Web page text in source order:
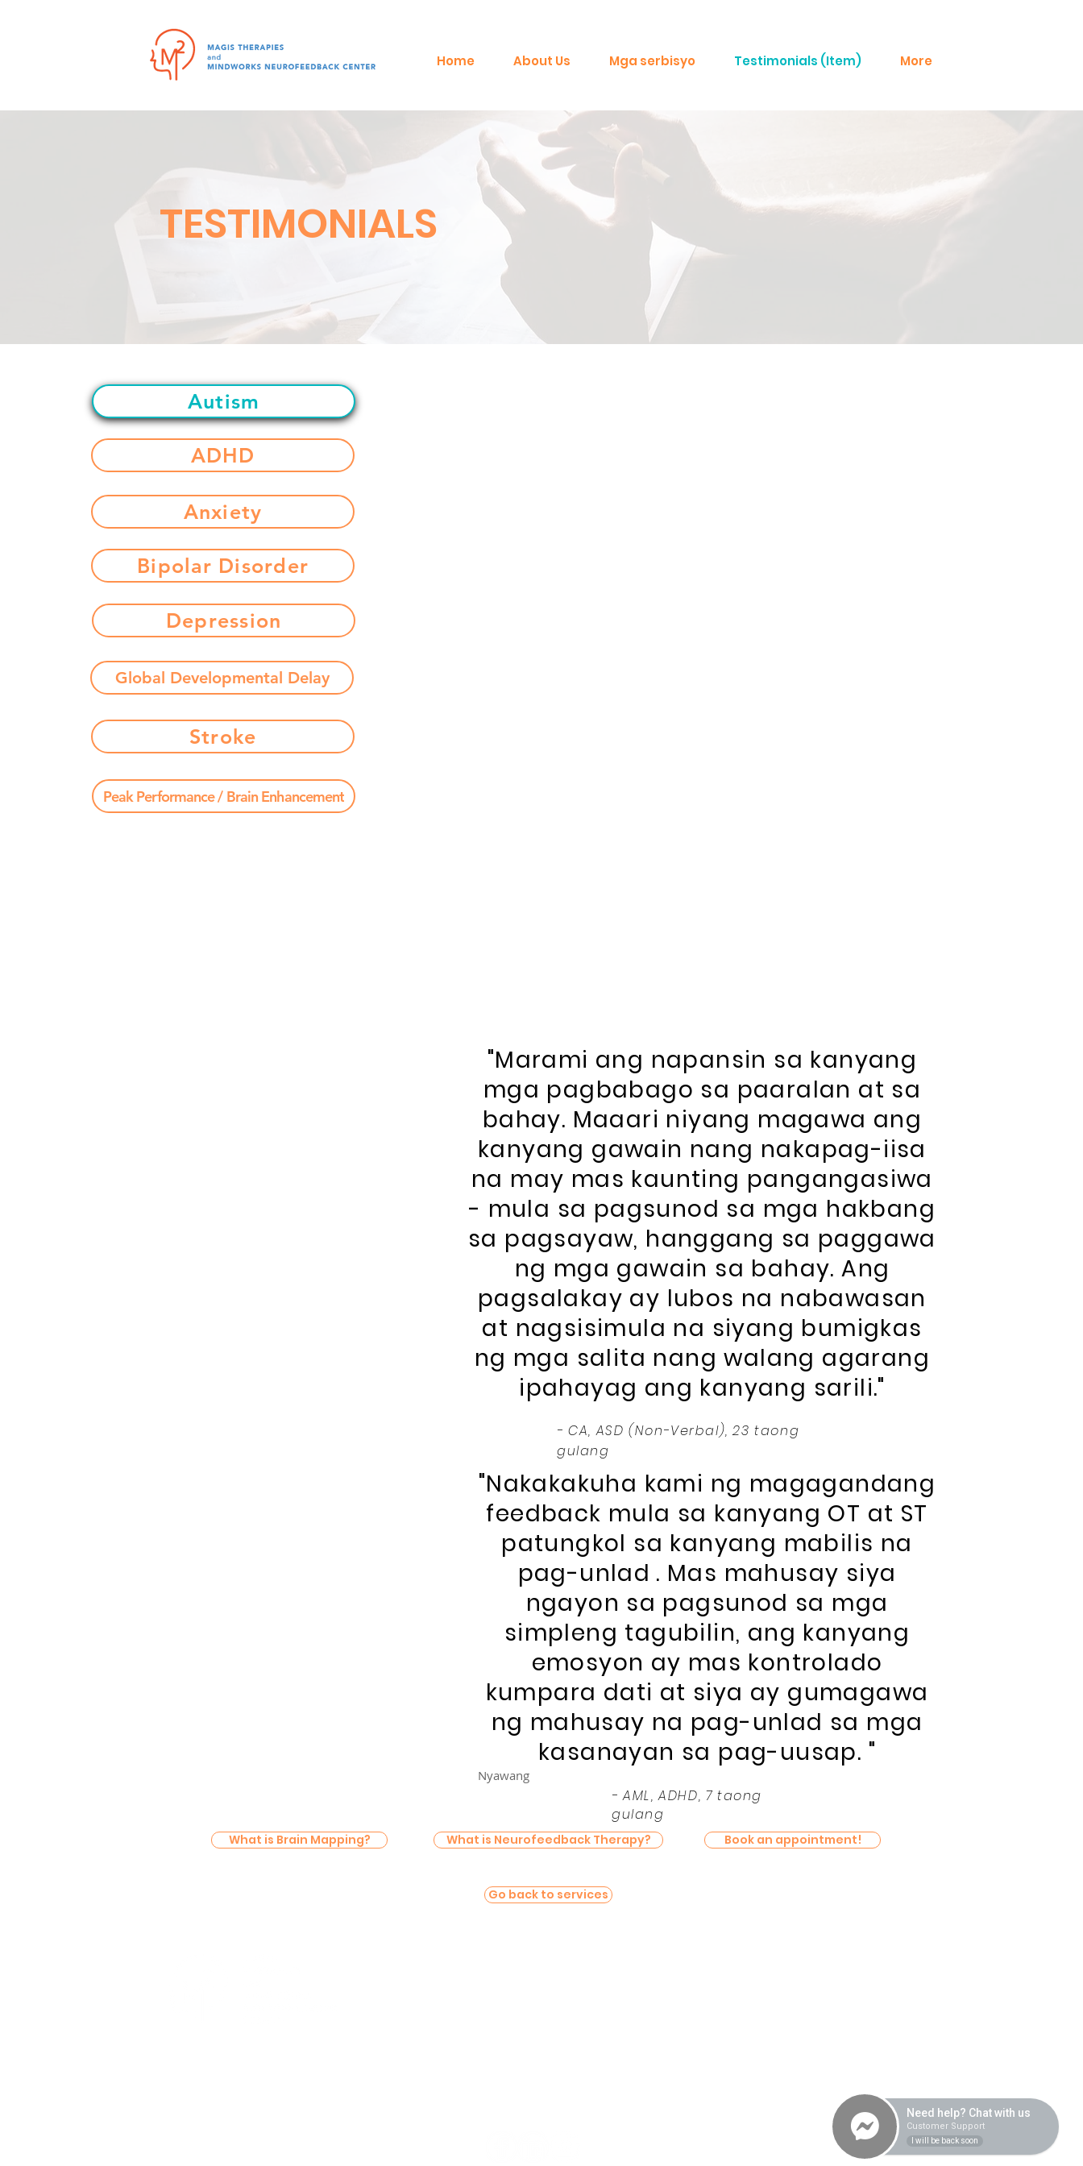
Home About Us Mga serbisyo Testimonials (Item) More
TESTIMONIALS
Autism
ADHD
Anxiety
Bipolar Disorder
Depression
Global Developmental Delay
Stroke
Peak Performance / Brain Enhancement
"Marami ang napansin sa kanyang
mga pagbabago sa paaralan at sa
bahay. Maaari niyang magawa ang
kanyang gawain nang nakapag-iisa
na may mas kaunting pangangasiwa
- mula sa pagsunod sa mga hakbang
sa pagsayaw, hanggang sa paggawa
ng mga gawain sa bahay. Ang
pagsalakay ay lubos na nabawasan
at nagsisimula na siyang bumigkas
ng mga salita nang walang agarang
ipahayag ang kanyang sarili."
- CA, ASD (Non-Verbal), 23 taong
gulang
"Nakakakuha kami ng magagandang
feedback mula sa kanyang OT at ST
patungkol sa kanyang mabilis na
pag-unlad . Mas mahusay siya
ngayon sa pagsunod sa mga
simpleng tagubilin, ang kanyang
emosyon ay mas kontrolado
kumpara dati at siya ay gumagawa
ng mahusay na pag-unlad sa mga
kasanayan sa pag-uusap. "
Nyawang
- AML, ADHD, 7 taong
gulang
What is Brain Mapping? What is Neurofeedback Therapy? Book an appointment!
Go back to services
Unit 2B, Lot 5, Block 2, Brent Country
Center, The Village Front,
Brentville International Community,
Mamplasan, Biñan, Laguna
Need help? Chat with us
Customer Support
I will be back soon